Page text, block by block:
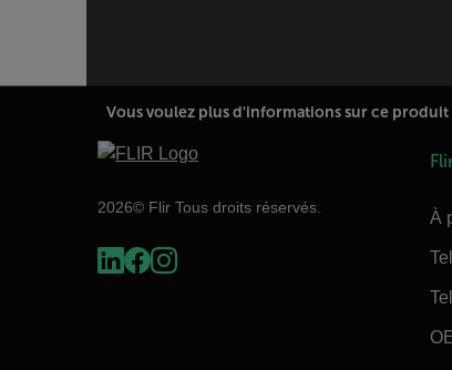
Vous voulez plus d'informations sur ce produit
2026© Flir Tous droits réservés.
À